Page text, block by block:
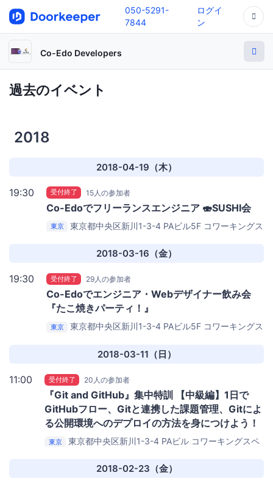
050-5291-
7844
ログイ
ン
Co-Edo Developers
過去のイベント
2018
2018-04-19（木）
19:30 受付終了 15人の参加者
Co-Edoでフリーランスエンジニア 🍣SUSHI会
東京 東京都中央区新川1-3-4 PAビル5F コワーキングス
2018-03-16（金）
19:30 受付終了 29人の参加者
Co-Edoでエンジニア・Webデザイナー飲み会
『たこ焼きパーティ！』
東京 東京都中央区新川1-3-4 PAビル5F コワーキングス
2018-03-11（日）
11:00 受付終了 20人の参加者
『Git and GitHub』集中特訓 【中級編】1日で
GitHubフロー、Gitと連携した課題管理、Gitによ
る公開環境へのデプロイの方法を身につけよう！
東京 東京都中央区新川1-3-4 PAビル コワーキングスペ
2018-02-23（金）